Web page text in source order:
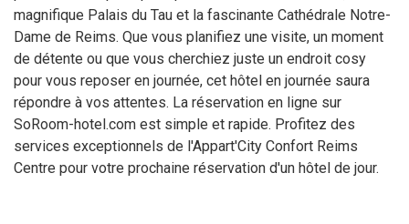
magnifique Palais du Tau et la fascinante Cathédrale Notre-
Dame de Reims. Que vous planifiez une visite, un moment
de détente ou que vous cherchiez juste un endroit cosy
pour vous reposer en journée, cet hôtel en journée saura
répondre à vos attentes. La réservation en ligne sur
SoRoom-hotel.com est simple et rapide. Profitez des
services exceptionnels de l'Appart'City Confort Reims
Centre pour votre prochaine réservation d'un hôtel de jour.